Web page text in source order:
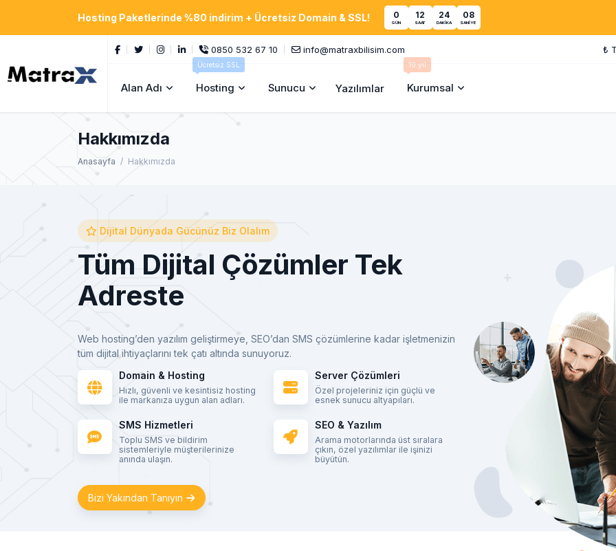
Hosting Paketlerinde %80 indirim + Ücretsiz Domain & SSL! 0
GÜN
12
SAAT
24
DAKIKA
07
SANIYE
0850 532 67 10 info@matraxbilisim.com ₺
Alan Adı
Ücretsiz SSL
Hosting Sunucu Yazılımlar
10.yıl
Kurumsal
Hakkımızda
Anasayfa Hakkımızda
Dijital Dünyada Gücünüz Biz Olalım
Tüm Dijital Çözümler Tek
Adreste
Web hosting’den yazılım geliştirmeye, SEO’dan SMS çözümlerine kadar işletmenizin
tüm dijital ihtiyaçlarını tek çatı altında sunuyoruz.
Domain & Hosting
Hızlı, güvenli ve kesintisiz hosting
ile markanıza uygun alan adları.
Server Çözümleri
Özel projeleriniz için güçlü ve
esnek sunucu altyapıları.
SMS Hizmetleri
Toplu SMS ve bildirim
sistemleriyle müşterilerinize
anında ulaşın.
SEO & Yazılım
Arama motorlarında üst sıralara
çıkın, özel yazılımlar ile işinizi
büyütün.
Bizi Yakından Tanıyın